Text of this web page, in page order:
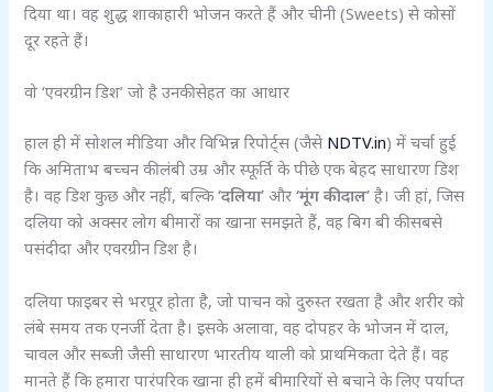
दिया था। वह शुद्ध शाकाहारी भोजन करते हैं और चीनी (Sweets) से कोसों
दूर रहते हैं।
वो ‘एवरग्रीन डिश’ जो है उनकी सेहत का आधार
हाल ही में सोशल मीडिया और विभिन्न रिपोर्ट्स (जैसे NDTV.in) में चर्चा हुई
कि अमिताभ बच्चन की लंबी उम्र और स्फूर्ति के पीछे एक बेहद साधारण डिश
है। वह डिश कुछ और नहीं, बल्कि‘दलिया’ और‘मूंग की दाल’ है। जी हां, जिस
दलिया को अक्सर लोग बीमारों का खाना समझते हैं, वह बिग बी की सबसे
पसंदीदा और एवरग्रीन डिश है।
दलिया फाइबर से भरपूर होता है, जो पाचन को दुरुस्त रखता है और शरीर को
लंबे समय तक एनर्जी देता है। इसके अलावा, वह दोपहर के भोजन में दाल,
चावल और सब्जी जैसी साधारण भारतीय थाली को प्राथमिकता देते हैं। वह
मानते हैं कि हमारा पारंपरिक खाना ही हमें बीमारियों से बचाने के लिए पर्याप्त